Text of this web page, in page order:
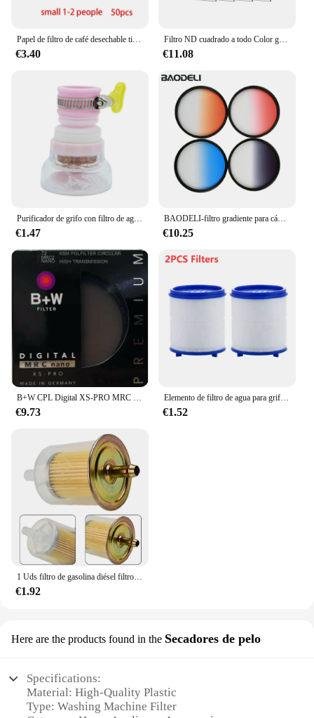
Papel de filtro de café desechable tipo pastel, papel de filtro de lavado a mano, bolsa de filtro de polvo de café por goteo, herramienta Barista, 1-4 porciones
€3.40
Filtro ND cuadrado a todo Color gris graduado, ND2, ND4, ND8, ND16, filtro de densidad neutra para Cokin P series D5200, D5300, D5500, paquete de 8
€11.08
Purificador de grifo con filtro de agua de 6 capas, accesorios de cocina, mezclador, aireador, boquilla de baño, sistema de filtración de agua
€1.47
BAODELI-filtro gradiente para cámara Canon 77d, Nikon y Sony A6000, accesorio Gris, Naranja, azul, rojo, Nd, 49, 52, 55, 58, 62, 67, 72, 77, 82 Mm
€10.25
B+W CPL Digital XS-PRO MRC CIR-PL Filtro 49_52_55_58_62_67_72_77_82mm Polarizador/polarizador para cámara Nikon Filtro Sony Canon
€9.73
Elemento de filtro de agua para grifo, cabezal de ducha con eliminación de cloro, metales pesados, purificador de filtración de baño, suaviza el agua dura, 2-40 unidades
€1.52
1 Uds filtro de gasolina diésel filtro de combustible Extra grande Universal RV línea de combustible en línea para herramientas de jardín Scooters motocicletas coches
€1.92
Here are the products found in the Secadores de pelo
Specifications:
Material: High-Quality Plastic
Type: Washing Machine Filter